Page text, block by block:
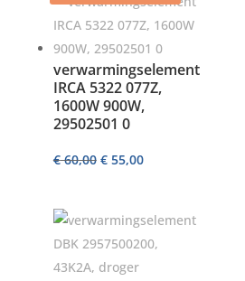
verwarmingselement
IRCA 5322 077Z,
1600W 900W,
29502501 0
€60,00 Oorspronkelijke
€55,00Huidige